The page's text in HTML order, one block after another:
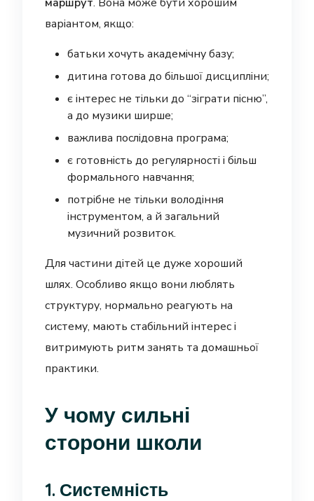
варіантом, якщо:
батьки хочуть академічну базу;
дитина готова до більшої дисципліни;
є інтерес не тільки до “зіграти пісню”,
а до музики ширше;
важлива послідовна програма;
є готовність до регулярності і більш
формального навчання;
потрібне не тільки володіння
інструментом, а й загальний
музичний розвиток.
Для частини дітей це дуже хороший
шлях. Особливо якщо вони люблять
структуру, нормально реагують на
систему, мають стабільний інтерес і
витримують ритм занять та домашньої
практики.
У чому сильні
сторони школи
1. Системність